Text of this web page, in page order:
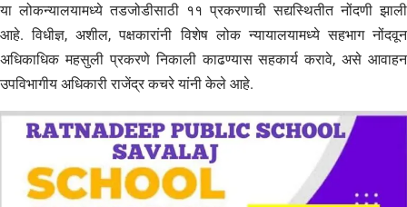
या लोकन्यालयामध्ये तडजोडीसाठी ११ प्रकरणाची सद्यस्थितीत नोंदणी झाली
आहे. विधीज्ञ, अशील, पक्षकारांनी विशेष लोक न्यायालयामध्ये सहभाग नोंदवून
अधिकाधिक महसुली प्रकरणे निकाली काढण्यास सहकार्य करावे, असे आवाहन
उपविभागीय अधिकारी राजेंद्र कचरे यांनी केले आहे.